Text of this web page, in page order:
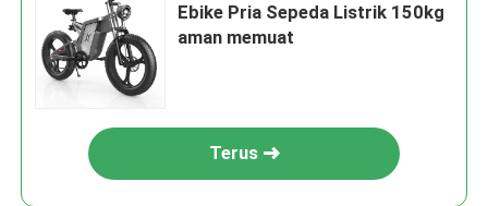
Ebike Pria Sepeda Listrik 150kg
aman memuat
Terus